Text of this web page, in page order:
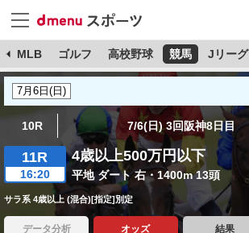
MLB ゴルフ 高校野球 競馬 Jリーグ
10R 7/6(日) 3回阪神8日目
11R
16:20
4歳以上500万円以下
平地 ダート 右・1400m 13頭
サラ系 4歳以上 (混合)[指定]別定
データ分析 オッズ 結果